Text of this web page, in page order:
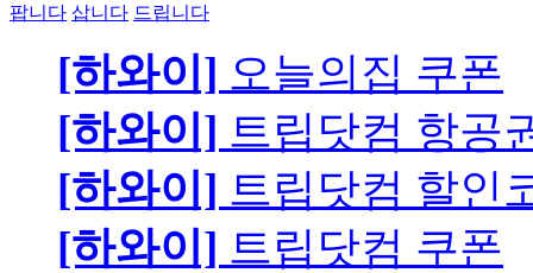
팝니다 삽니다 드립니다
[하와이] 오늘의집 쿠폰
[하와이] 트립닷컴 항공
[하와이] 트립닷컴 할인
[하와이] 트립닷컴 쿠폰